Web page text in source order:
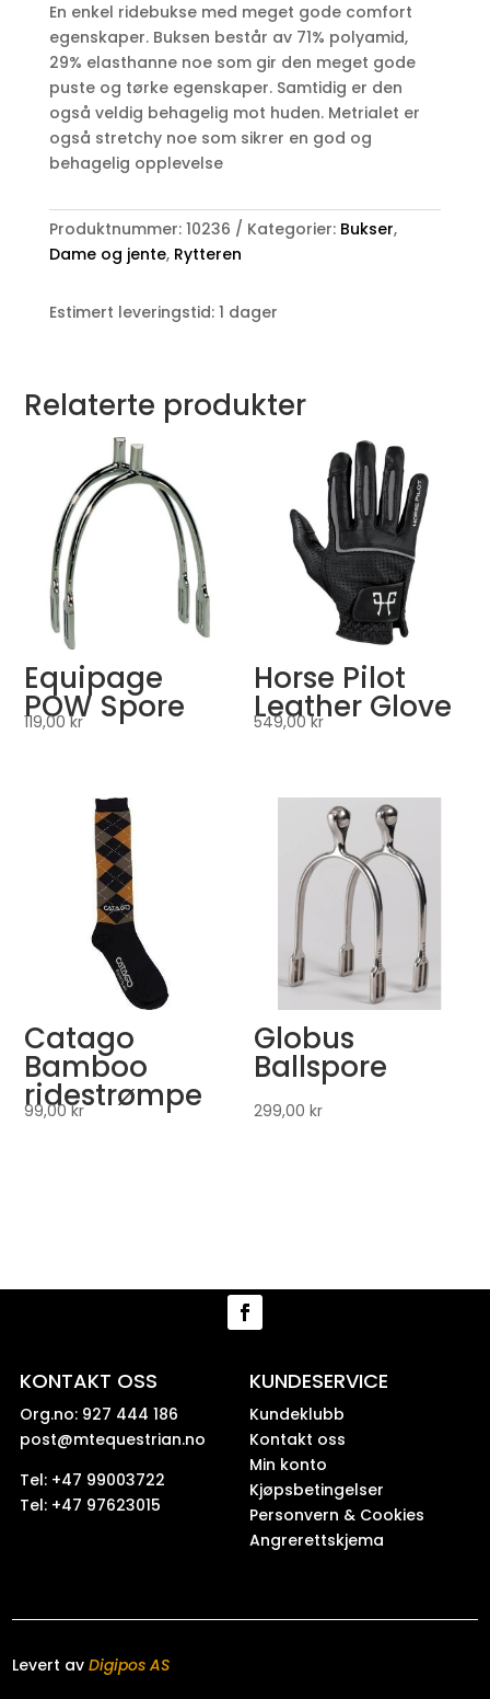
dame
antall
En enkel ridebukse med meget gode comfort
egenskaper. Buksen består av 71% polyamid,
29% elasthanne noe som gir den meget gode
puste og tørke egenskaper. Samtidig er den
også veldig behagelig mot huden. Metrialet er
også stretchy noe som sikrer en god og
behagelig opplevelse
Produktnummer: 10236 Kategorier: Bukser,
Dame og jente, Rytteren
Estimert leveringstid: 1 dager
Relaterte produkter
Equipage
POW Spore
119,00kr
Horse Pilot
Leather Glove
549,00kr
Catago
Bamboo
ridestrømpe
99,00kr
Globus
Ballspore
299,00kr
KONTAKT OSS
Org.no: 927 444 186
post@mtequestrian.no
Tel: +47 99003722
Tel: +47 97623015
KUNDESERVICE
Kundeklubb
Kontakt oss
Min konto
Kjøpsbetingelser
Personvern & Cookies
Angrerettskjema
Levert avDigipos AS